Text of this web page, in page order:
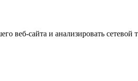
веб-сайта и анализировать сетевой